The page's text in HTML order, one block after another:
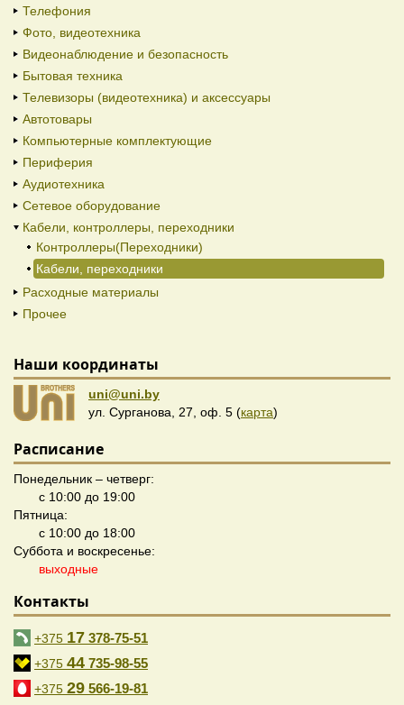
Телефония
Фото, видеотехника
Видеонаблюдение и безопасность
Бытовая техника
Телевизоры (видеотехника) и аксессуары
Автотовары
Компьютерные комплектующие
Периферия
Аудиотехника
Сетевое оборудование
Кабели, контроллеры, переходники
Контроллеры(Переходники)
Кабели, переходники
Расходные материалы
Прочее
Наши координаты
uni@uni.by
ул. Сурганова, 27, оф. 5 (карта)
Расписание
Понедельник – четверг:
с 10:00 до 19:00
Пятница:
с 10:00 до 18:00
Суббота и воскресенье:
выходные
Контакты
+375 17 378-75-51
+375 44 735-98-55
+375 29 566-19-81